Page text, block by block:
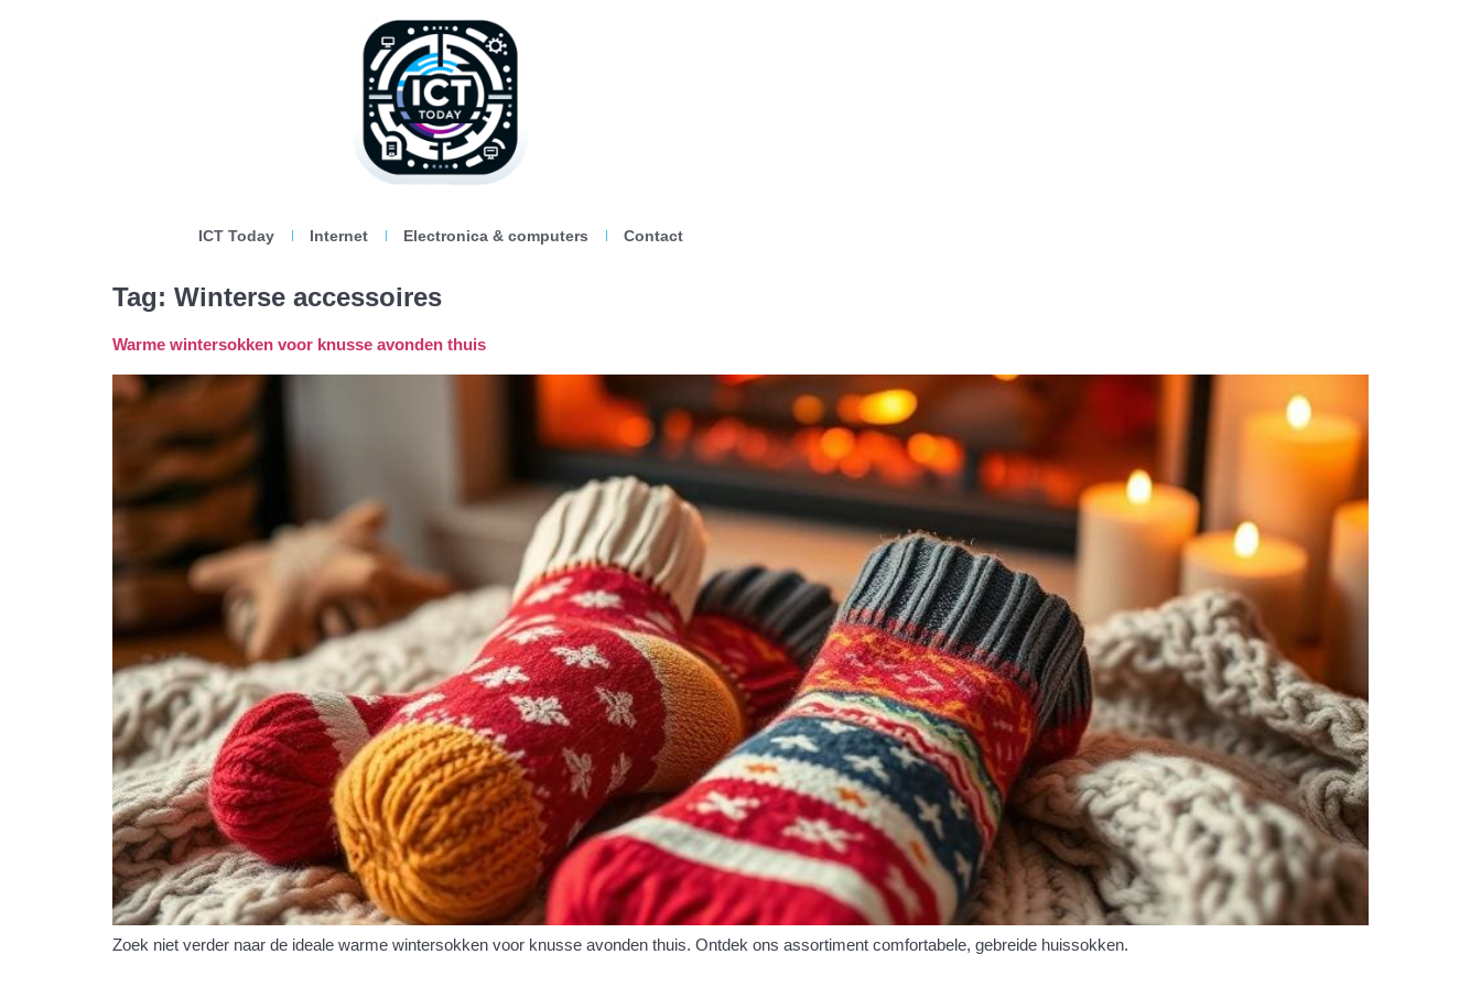
ICT Today Internet Electronica & computers Contact
Tag: Winterse accessoires
Warme wintersokken voor knusse avonden thuis
Zoek niet verder naar de ideale warme wintersokken voor knusse avonden thuis. Ontdek ons assortiment comfortabele, gebreide huissokken.